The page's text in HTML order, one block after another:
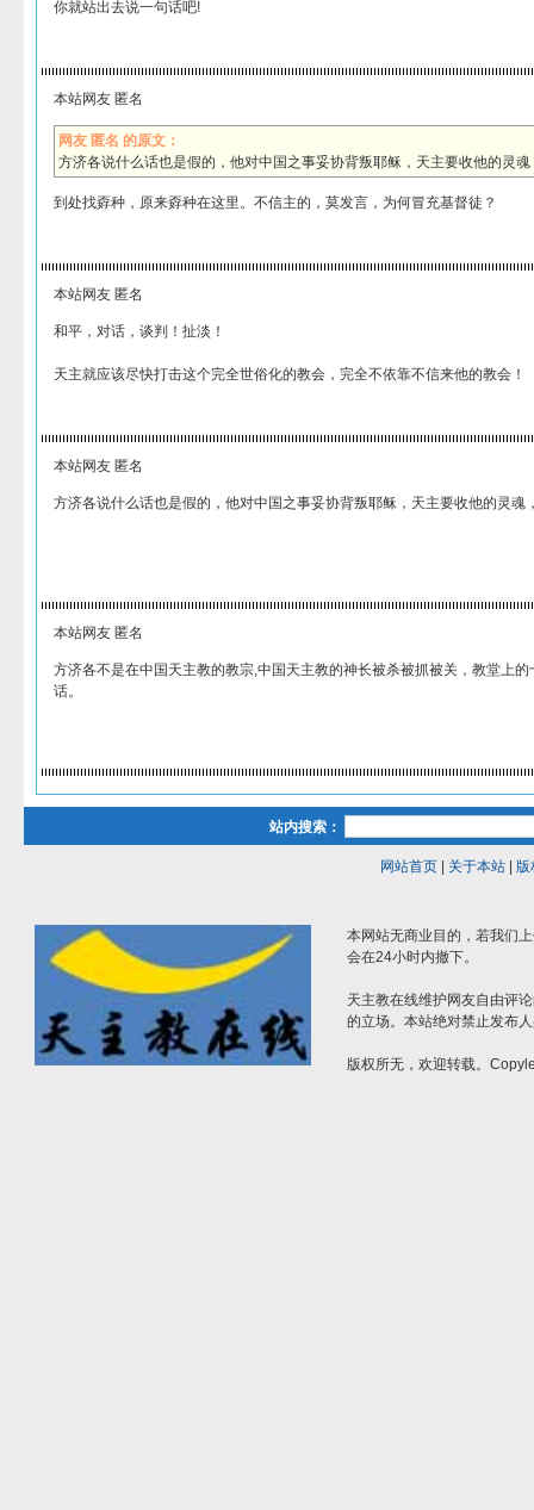
你就站出去说一句话吧!
本站网友 匿名
网友 匿名 的原文：
方济各说什么话也是假的，他对中国之事妥协背叛耶稣，天主要收他的灵
到处找孬种，原来孬种在这里。不信主的，莫发言，为何冒充基督徒？
本站网友 匿名
和平，对话，谈判！扯淡！
天主就应该尽快打击这个完全世俗化的教会，完全不依靠不信来他的教会！
本站网友 匿名
方济各说什么话也是假的，他对中国之事妥协背叛耶稣，天主要收他的灵魂
本站网友 匿名
方济各不是在中国天主教的教宗,中国天主教的神长被杀被抓被关，教堂上
话。
站内搜索：
网站首页| 关于本站| 版
本网站无商业目的，若我们
会在24小时内撤下。
天主教在线维护网友自由评
的立场。本站绝对禁止发布
版权所无，欢迎转载。